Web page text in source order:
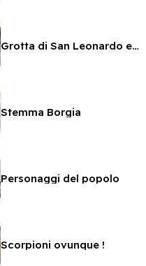
Grotta di San Leonardo ed affreschi
Stemma Borgia
Personaggi del popolo
Scorpioni ovunque !